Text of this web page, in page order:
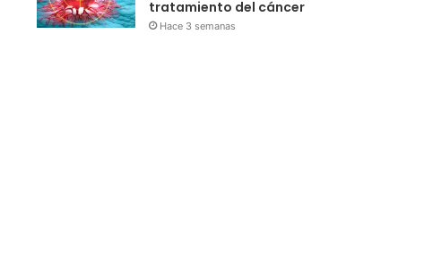
tratamiento del cáncer
Hace 3 semanas